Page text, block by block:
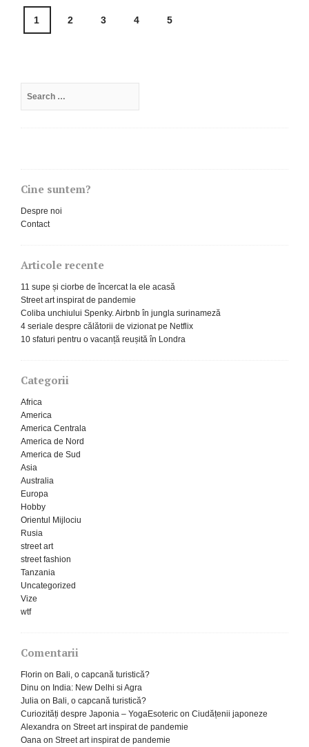
Posts
navigation
1 2 3 4 5
for:
Cine suntem?
Despre noi
Contact
Articole recente
11 supe și ciorbe de încercat la ele acasă
Street art inspirat de pandemie
Coliba unchiului Spenky. Airbnb în jungla surinameză
4 seriale despre călătorii de vizionat pe Netflix
10 sfaturi pentru o vacanță reușită în Londra
Categorii
Africa
America
America Centrala
America de Nord
America de Sud
Asia
Australia
Europa
Hobby
Orientul Mijlociu
Rusia
street art
street fashion
Tanzania
Uncategorized
Vize
wtf
Comentarii
Florin on Bali, o capcană turistică?
Dinu on India: New Delhi si Agra
Julia on Bali, o capcană turistică?
Curiozități despre Japonia – YogaEsoteric on Ciudățenii japoneze
Alexandra on Street art inspirat de pandemie
Oana on Street art inspirat de pandemie